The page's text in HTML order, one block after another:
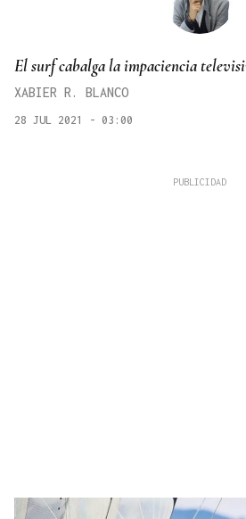
El surf cabalga la impaciencia
XABIER R. BLANCO
28 JUL 2021 - 03:00